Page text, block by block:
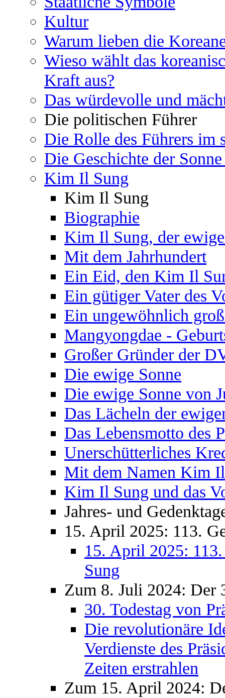
Kultur
Warum lieben die
Wieso wählt das
Kraft aus?
Das würdevolle und
Die politischen Führer
Die Rolle des Führers im
Die Geschichte der
Kim Il Sung
Kim Il Sung
Biographie
Kim Il Sung, der
Mit dem Jahrhundert
Ein Eid, den Kim Il
Ein gütiger Vater des
Ein ungewöhnlich
Mangyongdae -
Großer Gründer der
Die ewige Sonne
Die ewige Sonne von
Das Lächeln der
Das Lebensmotto des
Unerschütterliches
Mit dem Namen Kim
Kim Il Sung und das
Jahres- und
15. April 2025: 113.
15. April 2025:
Sung
Zum 8. Juli 2024: Der
30. Todestag von
Die revolutionäre
Verdienste des
Zeiten erstrahlen
Zum 15. April 2024: